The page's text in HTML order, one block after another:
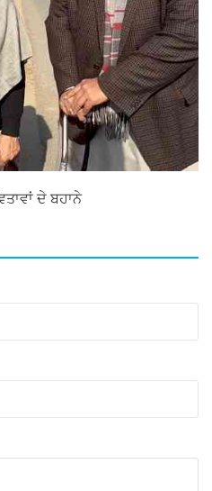
ਦੇ ਬਹਾਨੇ